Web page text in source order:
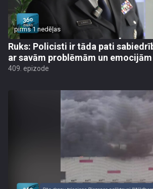
pirms 1 nedēļas
Ruks: Policisti ir tāda pati
ar savām problēmām un emocijām
409. epizode